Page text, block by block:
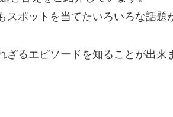
スポットを当てたいろいろな話題
ざるエピソードを知ることが出来